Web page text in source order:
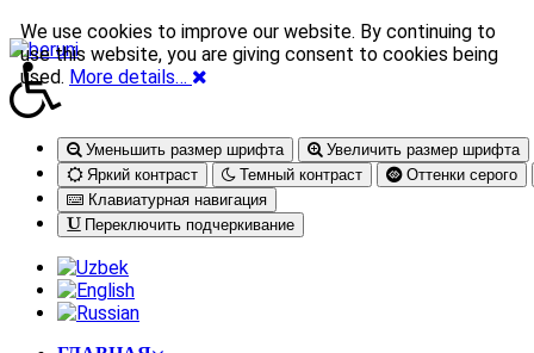
Уменьшить размер шрифта
Увеличить размер шрифта
Яркий контраст
Темный контраст
Оттенки серого
Клавиатурная навигация
Переключить подчеркивание
We use cookies to improve our website. By continuing to
use this website, you are giving consent to cookies being
used. More details…